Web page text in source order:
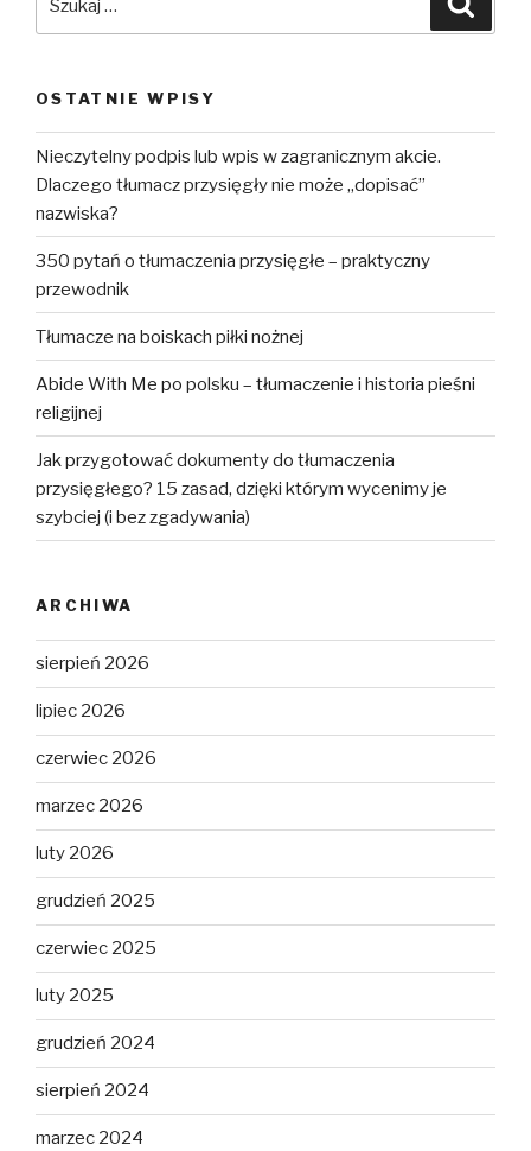
OSTATNIE WPISY
Nieczytelny podpis lub wpis w zagranicznym akcie.
Dlaczego tłumacz przysięgły nie może „dopisać”
nazwiska?
350 pytań o tłumaczenia przysięgłe – praktyczny
przewodnik
Tłumacze na boiskach piłki nożnej
Abide With Me po polsku – tłumaczenie i historia pieśni
religijnej
Jak przygotować dokumenty do tłumaczenia
przysięgłego? 15 zasad, dzięki którym wycenimy je
szybciej (i bez zgadywania)
ARCHIWA
sierpień 2026
lipiec 2026
czerwiec 2026
marzec 2026
luty 2026
grudzień 2025
czerwiec 2025
luty 2025
grudzień 2024
sierpień 2024
marzec 2024